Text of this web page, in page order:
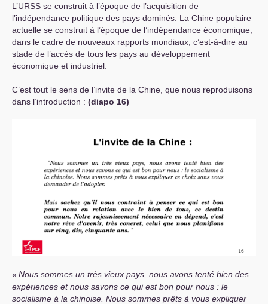
L’URSS se construit à l’époque de l’acquisition de
l’indépendance politique des pays dominés. La Chine populaire
actuelle se construit à l’époque de l’indépendance économique,
dans le cadre de nouveaux rapports mondiaux, c’est-à-dire au
stade de l’accès de tous les pays au développement
économique et industriel.
C’est tout le sens de l’invite de la Chine, que nous reproduisons
dans l’introduction : (diapo 16)
«Nous sommes un très vieux pays, nous avons tenté bien des
expériences et nous savons ce qui est bon pour nous : le
socialisme à la chinoise. Nous sommes prêts à vous expliquer